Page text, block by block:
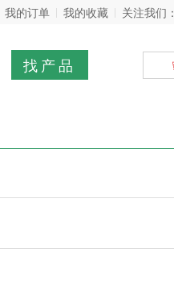
我的订单 我的收藏 关注我们：
找产品